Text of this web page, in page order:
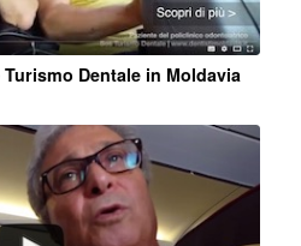
Dentale in Moldavia